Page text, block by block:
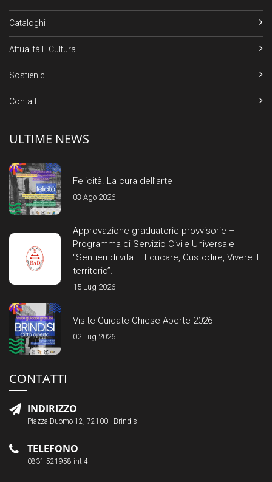
Cataloghi
Attualità E Cultura
Sostienici
Contatti
ULTIME NEWS
Felicità. La cura dell’arte
03 Ago 2026
Approvazione graduatorie provvisorie –
Programma di Servizio Civile Universale
“Sentieri di vita – Educare, Custodire, Vivere il
territorio”.
15 Lug 2026
Visite Guidate Chiese Aperte 2026
02 Lug 2026
CONTATTI
INDIRIZZO
Piazza Duomo 12, 72100 - Brindisi
TELEFONO
0831 521958 int.4